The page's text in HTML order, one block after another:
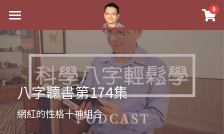
0
最新消息
關於我
實體經營
祖傳命理
手工印鑑
課程介紹
五行八字學
八字聽書第174集
網紅的性格十神組合
×
商品分類
八字線上完整班
科學八字推理PDF
《十神高階實戰錄》完整典藏版
1美元超值PDF